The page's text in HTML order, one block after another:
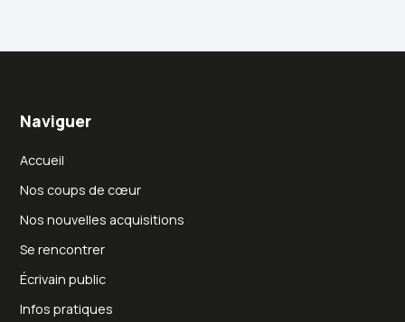
Naviguer
Accueil
Nos coups de cœur
Nos nouvelles acquisitions
Se rencontrer
Écrivain public
Infos pratiques